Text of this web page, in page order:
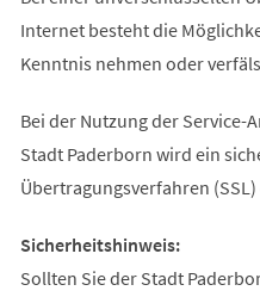
Internet besteht die
Kenntnis nehmen oder
Bei der Nutzung der Service-
Stadt Paderborn wird ein
Übertragungsverfahren
Sicherheitshinweis:
Sollten Sie der Stadt